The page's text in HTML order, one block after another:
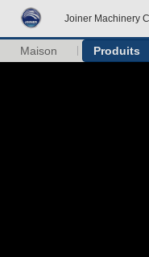
Joiner Machinery
Maison Produits